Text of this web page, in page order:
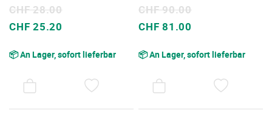
Sonderpreis
CHF 25.20
CHF 28.00
📦 An Lager, sofort lieferbar
Sonderpreis
CHF 81.00
CHF 90.00
📦 An Lager, sofort lieferbar